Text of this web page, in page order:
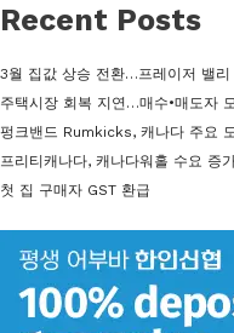
Recent Posts
3월 집값 상승 전환…프레이저 밸리
주택시장 회복 지연…매수•매도자
펑크밴드 Rumkicks, 캐나다 주요
프리티캐나다, 캐나다워홀 수요 증
첫 집 구매자 GST 환급